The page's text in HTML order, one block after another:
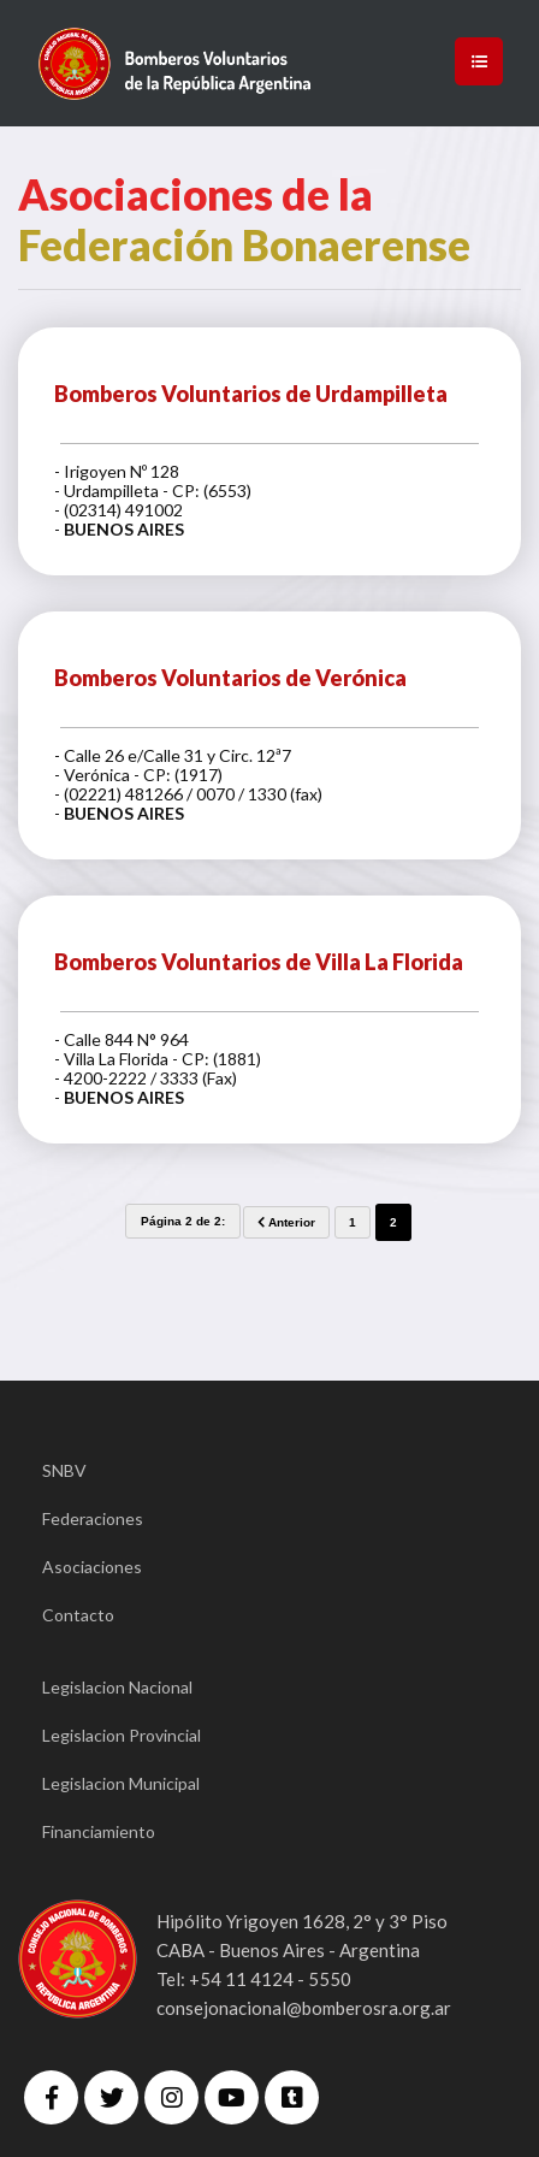
Asociaciones de la
Federación Bonaerense
Bomberos Voluntarios de Urdampilleta
- Irigoyen Nº 128
- Urdampilleta - CP: (6553)
- (02314) 491002
- BUENOS AIRES
Bomberos Voluntarios de Verónica
- Calle 26 e/Calle 31 y Circ. 12ª7
- Verónica - CP: (1917)
- (02221) 481266 / 0070 / 1330 (fax)
- BUENOS AIRES
Bomberos Voluntarios de Villa La Florida
- Calle 844 N° 964
- Villa La Florida - CP: (1881)
- 4200-2222 / 3333 (Fax)
- BUENOS AIRES
Página 2 de 2: Anterior 1 2
SNBV
Federaciones
Asociaciones
Contacto
Legislacion Nacional
Legislacion Provincial
Legislacion Municipal
Financiamiento
Hipólito Yrigoyen 1628, 2° y 3° Piso
CABA - Buenos Aires - Argentina
Tel: +54 11 4124 - 5550
consejonacional@bomberosra.org.ar